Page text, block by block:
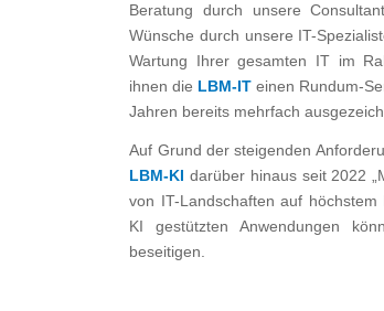
Beratung durch unsere
Wünsche durch unsere IT-
Wartung Ihrer gesamten IT im
ihnen die LBM-IT einen Rundum-
Jahren bereits mehrfach
Auf Grund der steigenden
LBM-KI darüber hinaus seit 2022
von IT-Landschaften auf
KI gestützten Anwendungen
beseitigen.